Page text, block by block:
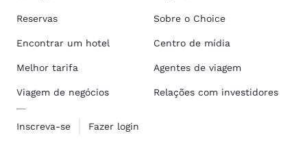
Reservas
Encontrar um hotel
Melhor tarifa
Viagem de negócios
Inscreva-se Fazer login
Sobre o Choice
Centro de mídia
Agentes de viagem
Relações com investidores